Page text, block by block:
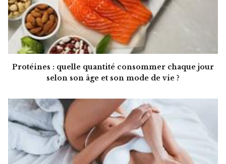
Protéines : quelle quantité consommer chaque jour
selon son âge et son mode de vie ?